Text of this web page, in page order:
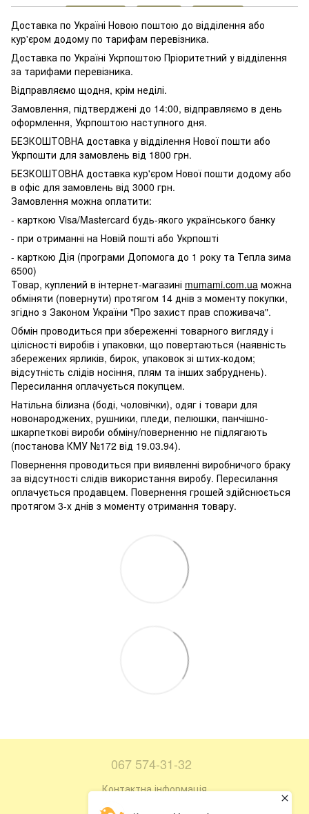
Доставка по Україні Новою поштою до відділення або
кур'єром додому по тарифам перевізника.
Доставка по Україні Укрпоштою Пріоритетний у відділення
за тарифами перевізника.
Відправляємо щодня, крім неділі.
Замовлення, підтверджені до 14:00, відправляємо в день
оформлення, Укрпоштою наступного дня.
БЕЗКОШТОВНА доставка у відділення Нової пошти або
Укрпошти для замовлень від 1800 грн.
БЕЗКОШТОВНА доставка кур'єром Нової пошти додому або
в офіс для замовлень від 3000 грн.
Замовлення можна оплатити:
- карткою Visa/Mastercard будь-якого українського банку
- при отриманні на Новій пошті або Укрпошті
- карткою Дія (програми Допомога до 1 року та Тепла зима
6500)
Товар, куплений в інтернет-магазині mumami.com.ua можна
обміняти (повернути) протягом 14 днів з моменту покупки,
згідно з Законом України "Про захист прав споживача".
Обмін проводиться при збереженні товарного вигляду і
цілісності виробів і упаковки, що повертаються (наявність
збережених ярликів, бирок, упаковок зі штих-кодом;
відсутність слідів носіння, плям та інших забруднень).
Пересилання оплачується покупцем.
Натільна білизна (боді, чоловічки), одяг і товари для
новонароджених, рушники, пледи, пелюшки, панчішно-
шкарпеткові вироби обміну/поверненню не підлягають
(постанова КМУ №172 від 19.03.94).
Повернення проводиться при виявленні виробничого браку
за відсутності слідів використання виробу. Пересилання
оплачується продавцем. Повернення грошей здійснюється
протягом 3-х днів з моменту отримання товару.
067 574-31-32
Контактна інформація